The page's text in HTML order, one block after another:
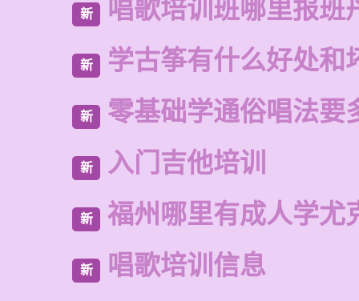
新 唱歌培训班哪里报班
新 学古筝有什么好处和
新 零基础学通俗唱法要
新 入门吉他培训
新 福州哪里有成人学尤
新 唱歌培训信息